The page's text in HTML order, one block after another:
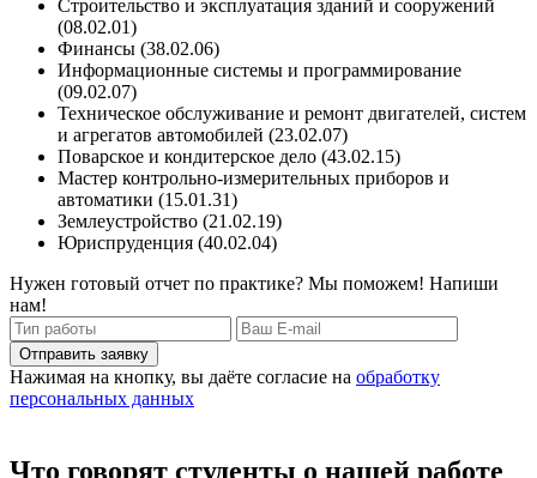
Строительство и эксплуатация зданий и сооружений
(08.02.01)
Финансы (38.02.06)
Информационные системы и программирование
(09.02.07)
Техническое обслуживание и ремонт двигателей, систем
и агрегатов автомобилей (23.02.07)
Поварское и кондитерское дело (43.02.15)
Мастер контрольно-измерительных приборов и
автоматики (15.01.31)
Землеустройство (21.02.19)
Юриспруденция (40.02.04)
Нужен готовый отчет по практике? Мы поможем! Напиши
нам!
Отправить заявку
Нажимая на кнопку, вы даёте согласие на обработку
персональных данных
Что говорят студенты о нашей работе